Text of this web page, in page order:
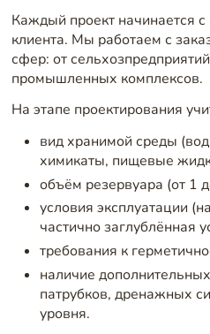
Каждый проект начинается
клиента. Мы работаем с
сфер: от
промышленных комплексов.
На этапе проектирования
вид хранимой среды
химикаты, пищевые
объём резервуара (от 1
условия эксплуатации
частично заглублённая
требования к
наличие
патрубков, дренажных
уровня.